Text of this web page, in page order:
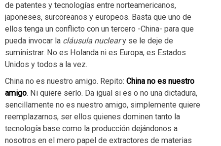
de patentes y tecnologías entre norteamericanos,
japoneses, surcoreanos y europeos. Basta que uno de
ellos tenga un conflicto con un tercero -China- para que
pueda invocar la cláusula nucleary se le deje de
suministrar. No es Holanda ni es Europa, es Estados
Unidos y todos a la vez.
China no es nuestro amigo. Repito: China no es nuestro
amigo. Ni quiere serlo. Da igual si es o no una dictadura,
sencillamente no es nuestro amigo, simplemente quiere
reemplazarnos, ser ellos quienes dominen tanto la
tecnología base como la producción dejándonos a
nosotros en el mero papel de extractores de materias